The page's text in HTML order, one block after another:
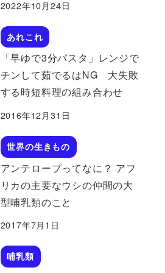
2022年10月24日
あれこれ
「早ゆで3分パスタ」レンジで
チンして茹でるはNG 大失敗
する時短料理の組み合わせ
2016年12月31日
世界の生きもの
アンテロープってなに？ アフ
リカの主要なウシの仲間の大
型哺乳類のこと
2017年7月1日
哺乳類